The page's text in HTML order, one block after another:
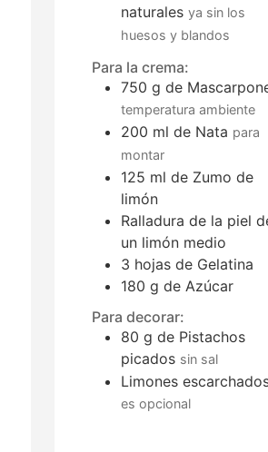
naturalesya sin los
huesos y blandos
Para la crema:
750 g de
temperatura ambiente
200 ml de Nata para
montar
125 ml de Zumo de
limón
Ralladura de la piel
un limón medio
3 hojas de Gelatina
180 g de Azúcar
Para decorar:
80 g de Pistachos
picados sin sal
Limones
es opcional